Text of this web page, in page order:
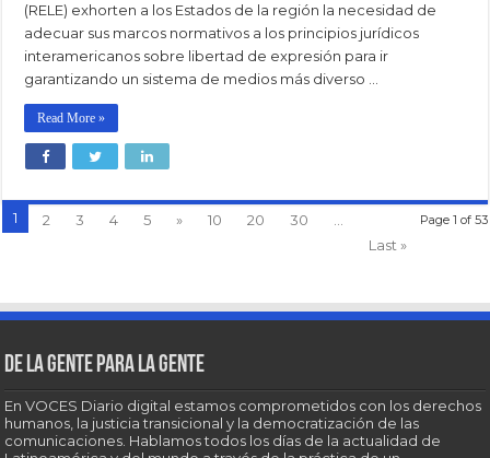
(RELE) exhorten a los Estados de la región la necesidad de
adecuar sus marcos normativos a los principios jurídicos
interamericanos sobre libertad de expresión para ir
garantizando un sistema de medios más diverso …
Read More »
Page 1 of 53
1 2 3 4 5 » 10 20 30
...
Last »
De la gente para la gente
En VOCES Diario digital estamos comprometidos con los derechos
humanos, la justicia transicional y la democratización de las
comunicaciones. Hablamos todos los días de la actualidad de